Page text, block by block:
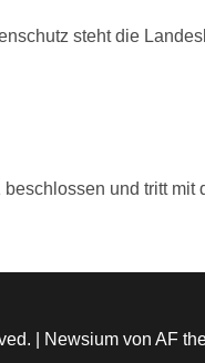
steht die
und tritt mit
Newsiumvon AF